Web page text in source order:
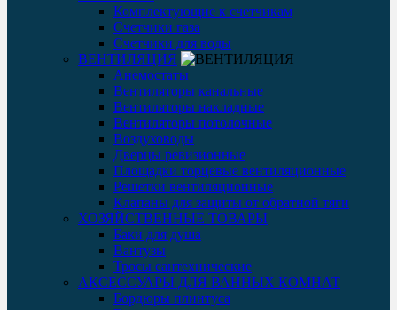
Комплектующие к счетчикам
Счетчики газа
Счетчики для воды
ВЕНТИЛЯЦИЯ
Анемостаты
Вентиляторы канальные
Вентиляторы накладные
Вентиляторы потолочные
Воздуховоды
Дверцы ревизионные
Площадки торцевые вентиляционные
Решетки вентиляционные
Клапаны для защиты от обратной тяги
ХОЗЯЙСТВЕННЫЕ ТОВАРЫ
Баки для душа
Вантузы
Тросы сантехнические
АКСЕССУАРЫ ДЛЯ ВАННЫХ КОМНАТ
Бордюры плинтуса